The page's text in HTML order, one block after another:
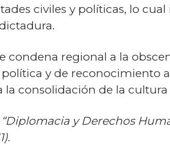
civiles y políticas, lo
condena regional a la
y de reconocimiento
consolidación de la
y Derechos